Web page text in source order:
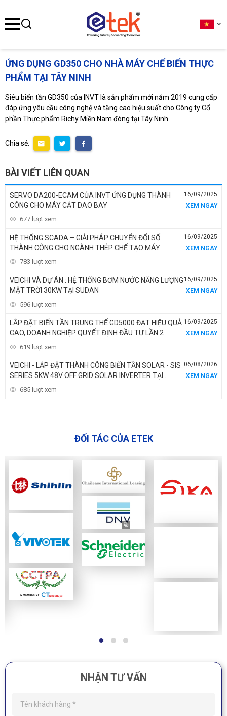
ỨNG DỤNG GD350 CHO NHÀ MÁY CHẾ BIẾN THỰC
PHẨM TẠI TÂY NINH
Siêu biến tần GD350 của INVT là sản phẩm mới năm 2019 cung cấp
đáp ứng yêu cầu công nghệ và tăng cao hiệu suất cho Công ty Cổ
phần Thực phẩm Richy Miền Nam đóng tại Tây Ninh.
Chia sẻ:
BÀI VIẾT LIÊN QUAN
SERVO DA200-ECAM CỦA INVT ỨNG DỤNG THÀNH
CÔNG CHO MÁY CẮT DAO BAY
677 lượt xem
16/09/2025
XEM NGAY
HỆ THỐNG SCADA – GIẢI PHÁP CHUYỂN ĐỔI SỐ
THÀNH CÔNG CHO NGÀNH THÉP CHẾ TẠO MÁY
783 lượt xem
16/09/2025
XEM NGAY
VEICHI VÀ DỰ ÁN : HỆ THỐNG BƠM NƯỚC NĂNG LƯỢNG
MẶT TRỜI 30KW TẠI SUDAN
596 lượt xem
16/09/2025
XEM NGAY
LẮP ĐẶT BIẾN TẦN TRUNG THẾ GD5000 ĐẠT HIỆU QUẢ
CAO, DOANH NGHIỆP QUYẾT ĐỊNH ĐẦU TƯ LẦN 2
619 lượt xem
16/09/2025
XEM NGAY
VEICHI - LẮP ĐẶT THÀNH CÔNG BIẾN TẦN SOLAR - SIS
SERIES 5KW 48V OFF GRID SOLAR INVERTER TẠI
NIGERIA
685 lượt xem
06/08/2026
XEM NGAY
ĐỐI TÁC CỦA ETEK
NHẬN TƯ VẤN